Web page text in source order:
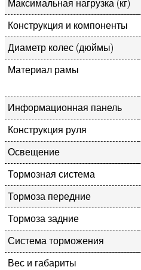
Максимальная нагрузка (кг)
Конструкция и компоненты
Диаметр колес (дюймы)
Материал рамы
Информационная панель
Конструкция руля
Освещение
Тормозная система
Тормоза передние
Тормоза задние
Система торможения
Вес и габариты